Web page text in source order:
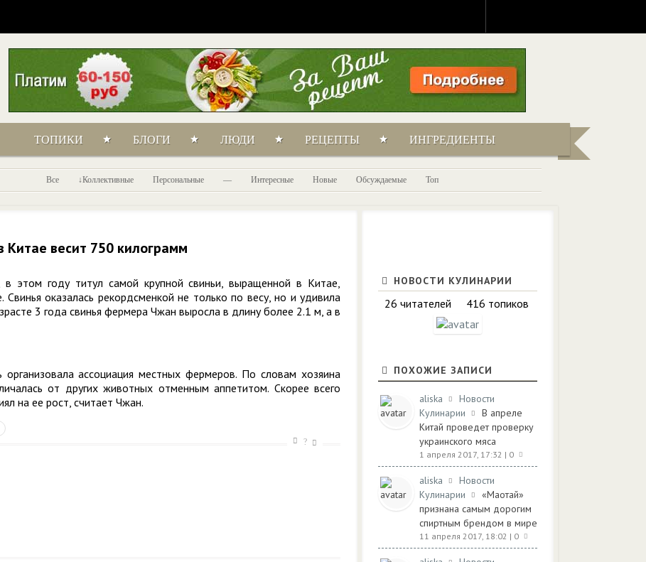
ТОПИКИ БЛОГИ ЛЮДИ РЕЦЕПТЫ ИНГРЕДИЕНТЫ
Все Коллективные Персональные — Интересные Новые Обсуждаемые Топ
Китае весит 750 килограмм
этом году титул самой крупной свиньи, выращенной в Китае,
оказалась рекордсменкой не только по весу, но и удивила
3 года свинья фермера Чжан выросла в длину более 2.1 м, а в
организовала ассоциация местных фермеров. По словам хозяина
от других животных отменным аппетитом. Скорее всего
на ее рост, считает Чжан.
?
НОВОСТИ КУЛИНАРИИ
26 читателей 416 топиков
ПОХОЖИЕ ЗАПИСИ
aliska
Новости
Кулинарии
В апреле
Китай проведет проверку
украинского мяса
1 апреля 2017, 17:32 | 0
aliska
Новости
Кулинарии
«Маотай»
признана самым дорогим
спиртным брендом в мире
11 апреля 2017, 18:02 | 0